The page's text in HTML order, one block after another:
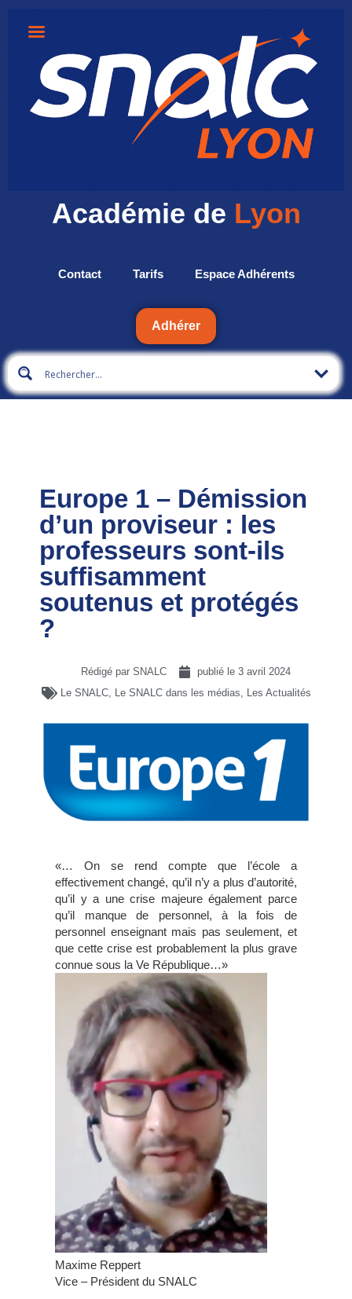
Académie de Lyon
Contact Tarifs Espace Adhérents
Adhérer
Europe 1 – Démission
d’un proviseur : les
professeurs sont-ils
suffisamment
soutenus et protégés
?
Rédigé par SNALC publié le 3 avril 2024
Le SNALC, Le SNALC dans les médias, Les Actualités
«… On se rend compte que l’école a
effectivement changé, qu’il n’y a plus d’autorité,
qu’il y a une crise majeure également parce
qu’il manque de personnel, à la fois de
personnel enseignant mais pas seulement, et
que cette crise est probablement la plus grave
connue sous la Ve République…»
Maxime Reppert
Vice – Président du SNALC